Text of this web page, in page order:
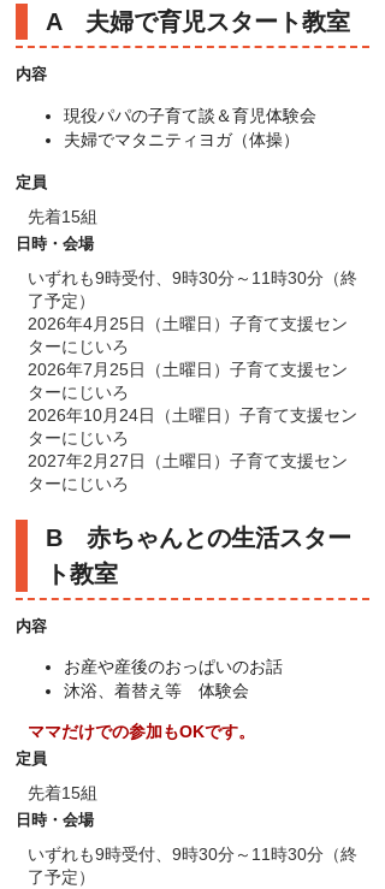
A 夫婦で育児スタート教室
内容
現役パパの子育て談＆育児体験会
夫婦でマタニティヨガ（体操）
定員
先着15組
日時・会場
いずれも9時受付、9時30分～11時30分（終
了予定）
2026年4月25日（土曜日）子育て支援セン
ターにじいろ
2026年7月25日（土曜日）子育て支援セン
ターにじいろ
2026年10月24日（土曜日）子育て支援セン
ターにじいろ
2027年2月27日（土曜日）子育て支援セン
ターにじいろ
B 赤ちゃんとの生活スター
ト教室
内容
お産や産後のおっぱいのお話
沐浴、着替え等 体験会
ママだけでの参加もOKです。
定員
先着15組
日時・会場
いずれも9時受付、9時30分～11時30分（終
了予定）